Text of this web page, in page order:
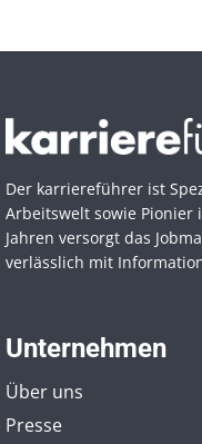
Der karriereführer ist
Arbeitswelt sowie Pionier
Jahren versorgt das
verlässlich mit
Unternehmen
Über uns
Presse